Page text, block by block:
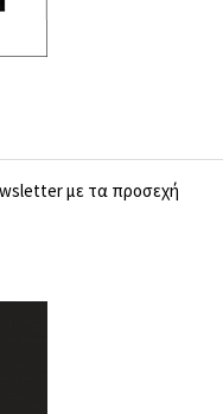
με τα προσεχή